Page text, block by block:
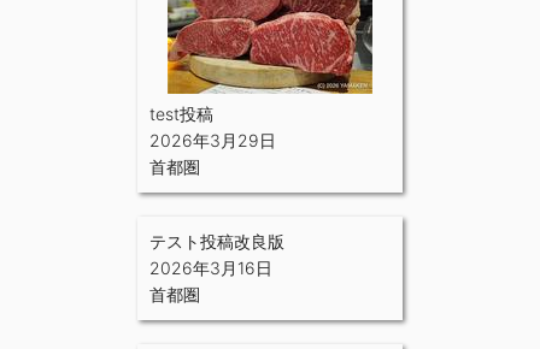
test投稿
2026年3月29日
首都圏
テスト投稿改良版
2026年3月16日
首都圏